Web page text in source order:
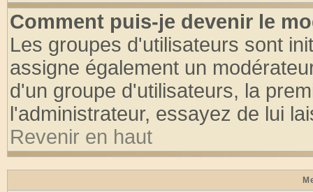
Comment puis-je devenir le
Les groupes d'utilisateurs sont
assigne également un
d'un groupe d'utilisateurs, la
l'administrateur, essayez de lui
Revenir en haut